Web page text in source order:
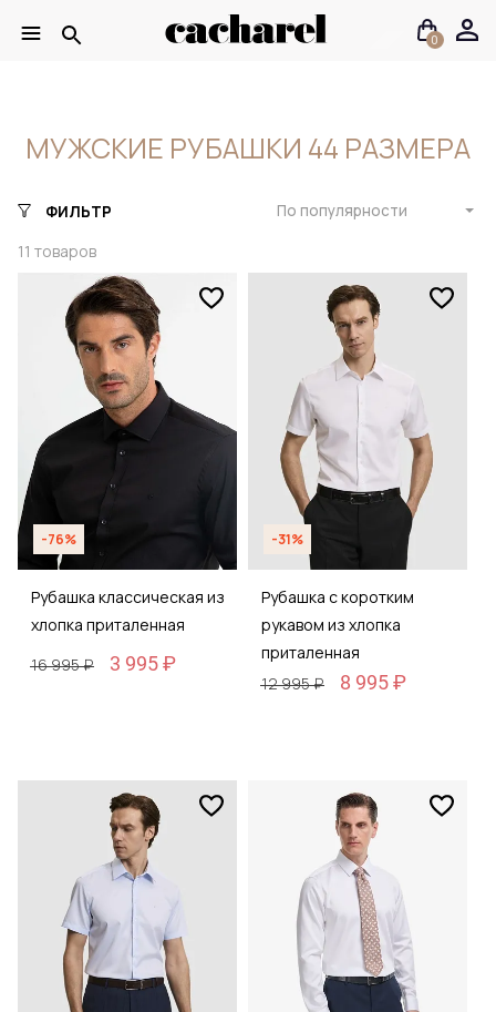
0
МУЖСКИЕ РУБАШКИ 44 РАЗМЕРА
ФИЛЬТР
11 товаров
По популярности
-76%
Рубашка классическая из
хлопка приталенная
16 995 ₽
3 995 ₽
-31%
Рубашка с коротким
рукавом из хлопка
приталенная
12 995 ₽
8 995 ₽